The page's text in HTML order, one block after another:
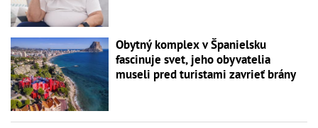
Obytný komplex v Španielsku
fascinuje svet, jeho obyvatelia
museli pred turistami zavrieť brány